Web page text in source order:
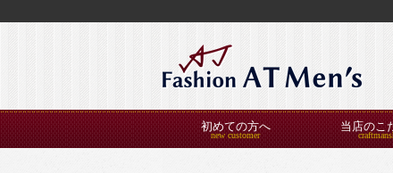
初めての方へ 当店のこ